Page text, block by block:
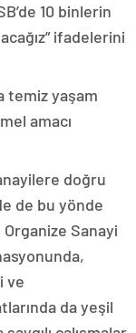
10 binlerin
ifadelerini
temiz yaşam
amacı
doğru
de bu yönde
Sanayi
ve
da yeşil